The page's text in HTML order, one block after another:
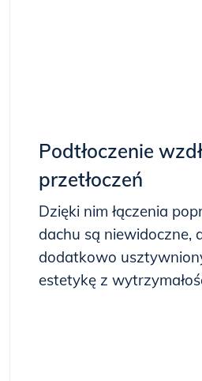
Podtłoczenie
przetłoczeń
Dzięki nim łączenia
dachu są niewidoczne,
dodatkowo
estetykę z